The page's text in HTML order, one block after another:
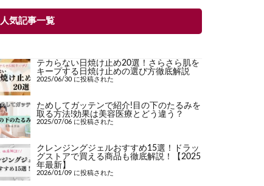
人気記事一覧
テカらない日焼け止め20選！さらさら肌を
キープする日焼け止めの選び方徹底解説
2025/06/30 に投稿された
ためしてガッテンで紹介!目の下のたるみを
取る方法!効果は美容医療とどう違う？
2025/07/06 に投稿された
クレンジングジェルおすすめ15選！ドラッ
グストアで買える商品も徹底解説！【2025
年最新】
2026/01/09 に投稿された